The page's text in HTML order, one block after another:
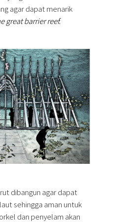
agar dapat menarik
great barrier reef.
dibangun agar dapat
sehingga aman untuk
dan penyelam akan